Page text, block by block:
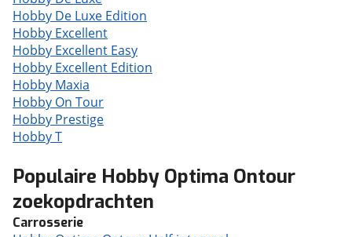
Hobby De Luxe Edition
Hobby Excellent
Hobby Excellent Easy
Hobby Excellent Edition
Hobby Maxia
Hobby On Tour
Hobby Prestige
Hobby T
Populaire Hobby Optima Ontour
zoekopdrachten
Carrosserie